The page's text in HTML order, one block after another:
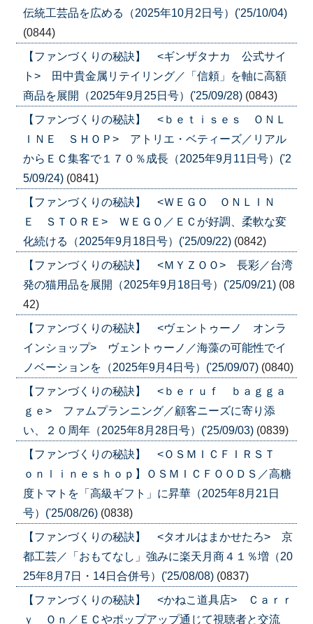
伝統工芸品を広める（2025年10月2日号）('25/10/04)
(0844)
【ファンづくりの秘訣】 <ギンザタナカ 公式サイ
ト> 田中貴金属リテイリング／「信頼」を軸に高額
商品を展開（2025年9月25日号）('25/09/28) (0843)
【ファンづくりの秘訣】 <ｂｅｔｉｓｅｓ ＯＮＬ
ＩＮＥ ＳＨＯＰ> アトリエ・ベティーズ／リアル
からＥＣ集客で１７０％成長（2025年9月11日号）('2
5/09/24) (0841)
【ファンづくりの秘訣】 <ＷＥＧＯ ＯＮＬＩＮ
Ｅ ＳＴＯＲＥ> ＷＥＧＯ／ＥＣが好調、柔軟な変
化続ける（2025年9月18日号）('25/09/22) (0842)
【ファンづくりの秘訣】 <ＭＹＺＯＯ> 長彩／台湾
発の猫用品を展開（2025年9月18日号）('25/09/21) (08
42)
【ファンづくりの秘訣】 <ヴェントゥーノ オンラ
インショップ> ヴェントゥーノ／海藻の可能性でイ
ノベーションを（2025年9月4日号）('25/09/07) (0840)
【ファンづくりの秘訣】 <ｂｅｒｕｆ ｂａｇｇａ
ｇｅ> ファムプランニング／顧客ニーズに寄り添
い、２０周年（2025年8月28日号）('25/09/03) (0839)
【ファンづくりの秘訣】 <ＯＳＭＩＣＦＩＲＳＴ
ｏｎｌｉｎｅｓｈｏｐ】ＯＳＭＩＣＦＯＯＤＳ／高糖
度トマトを「高級ギフト」に昇華（2025年8月21日
号）('25/08/26) (0838)
【ファンづくりの秘訣】 <タオルはまかせたろ> 京
都工芸／「おもてなし」強みに楽天月商４１％増（20
25年8月7日・14日合併号）('25/08/08) (0837)
【ファンづくりの秘訣】 <かねこ道具店> Ｃａｒｒ
ｙ Ｏｎ／ＥＣやポップアップ通じて視聴者と交流